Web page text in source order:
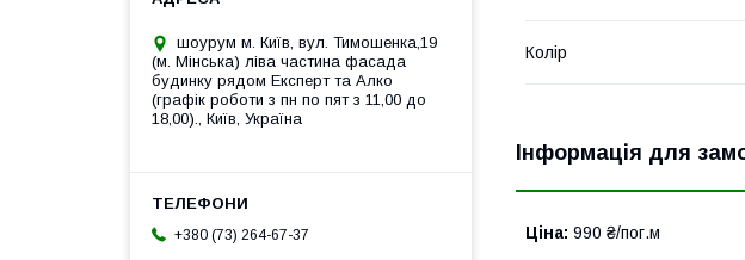
Колір
Інформація для
Ціна: 990 ₴/пог.м
шоурум м. Київ, вул. Тимошенка,19
(м. Мінська) ліва частина фасада
будинку рядом Експерт та Алко
(графік роботи з пн по пят з 11,00 до
18,00)., Київ, Україна
+380 (73) 264-67-37